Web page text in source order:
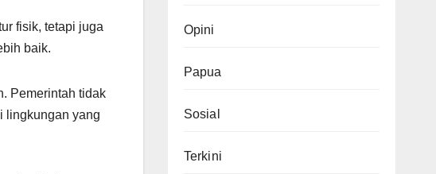
fisik, tetapi juga
baik.
Pemerintah tidak
lingkungan yang
Opini
Papua
Sosial
Terkini